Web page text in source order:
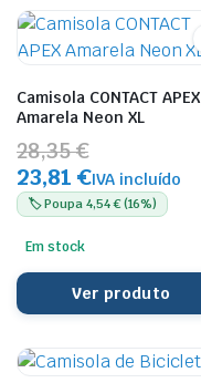
Camisola CONTACT APEX
Amarela Neon XL
28,35 €
23,81 €IVA incluído
🏷️ Poupa 4,54 € (16%)
Em stock
Ver produto